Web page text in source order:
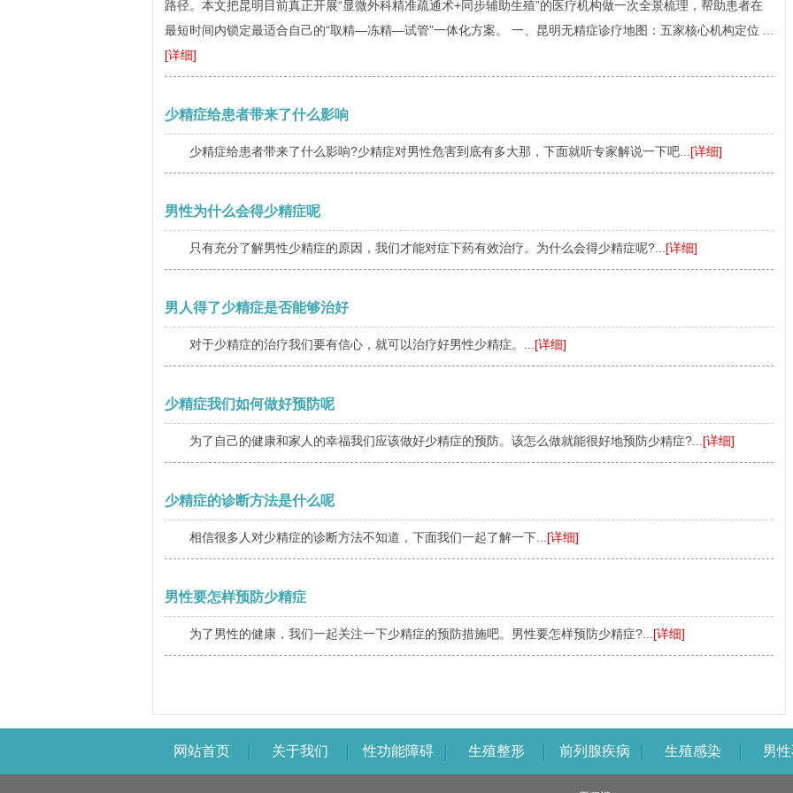
路径。本文把昆明目前真正开展“显微外科精准疏通术+同步辅助生殖”的医疗机构做一次全景梳理，帮助患者在
最短时间内锁定最适合自己的“取精—冻精—试管”一体化方案。 一、昆明无精症诊疗地图：五家核心机构定位 ...
[详细]
少精症给患者带来了什么影响
少精症给患者带来了什么影响?少精症对男性危害到底有多大那，下面就听专家解说一下吧... [详细]
男性为什么会得少精症呢
只有充分了解男性少精症的原因，我们才能对症下药有效治疗。为什么会得少精症呢?... [详细]
男人得了少精症是否能够治好
对于少精症的治疗我们要有信心，就可以治疗好男性少精症。... [详细]
少精症我们如何做好预防呢
为了自己的健康和家人的幸福我们应该做好少精症的预防。该怎么做就能很好地预防少精症?... [详细]
少精症的诊断方法是什么呢
相信很多人对少精症的诊断方法不知道，下面我们一起了解一下... [详细]
男性要怎样预防少精症
为了男性的健康，我们一起关注一下少精症的预防措施吧。男性要怎样预防少精症?... [详细]
网站首页 关于我们 性功能障碍 生殖整形 前列腺疾病 生殖感染 男